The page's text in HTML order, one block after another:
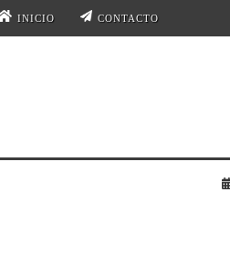
INICIO CONTACTO